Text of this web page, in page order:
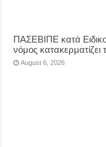
ΠΑΣΕΒΙΠΕ κατά
νόμος κατακερματίζει
August 6, 2026